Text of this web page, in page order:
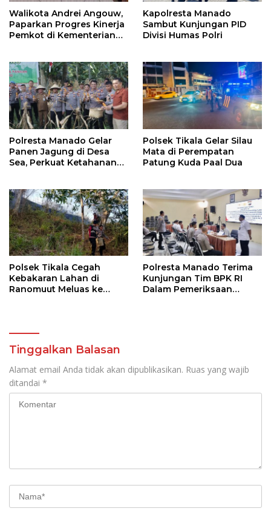
Walikota Andrei Angouw,
Paparkan Progres Kinerja
Pemkot di Kementerian
Kapolresta Manado
Sambut Kunjungan PID
Divisi Humas Polri
Polresta Manado Gelar
Panen Jagung di Desa
Sea, Perkuat Ketahanan
Polsek Tikala Gelar Silau
Mata di Perempatan
Patung Kuda Paal Dua
Polsek Tikala Cegah
Kebakaran Lahan di
Ranomuut Meluas ke
Polresta Manado Terima
Kunjungan Tim BPK RI
Dalam Pemeriksaan
Tinggalkan Balasan
Alamat email Anda tidak akan dipublikasikan. Ruas yang wajib
ditandai *